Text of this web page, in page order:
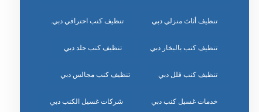
تنظيف أثاث منزلي دبي تنظيف كنب احترافي دبي.
تنظيف كنب بالبخار دبي تنظيف كنب جلد دبي
تنظيف كنب فلل دبي تنظيف كنب مجالس دبي
خدمات غسيل كنب دبي شركات غسيل الكنب دبي